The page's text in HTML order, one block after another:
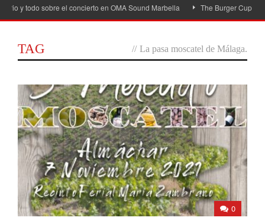
y todo sobre el concierto en OMA Sound Marbella The Burger Cup llega
TAG // La pasa moscatel de Málaga.
0